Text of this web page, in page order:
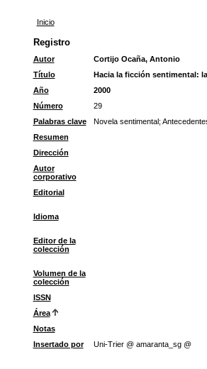
Inicio
Registro
Autor
Cortijo Ocaña, Antonio
Título
Hacia la ficción sentimental:
Año
2000
Número
29
Palabras clave
Novela sentimental;
Resumen
Dirección
Autor
corporativo
Editorial
Idioma
Editor de la
colección
Volumen de la
colección
ISSN
Área
Notas
Insertado por
Uni-Trier @ amaranta_sg @